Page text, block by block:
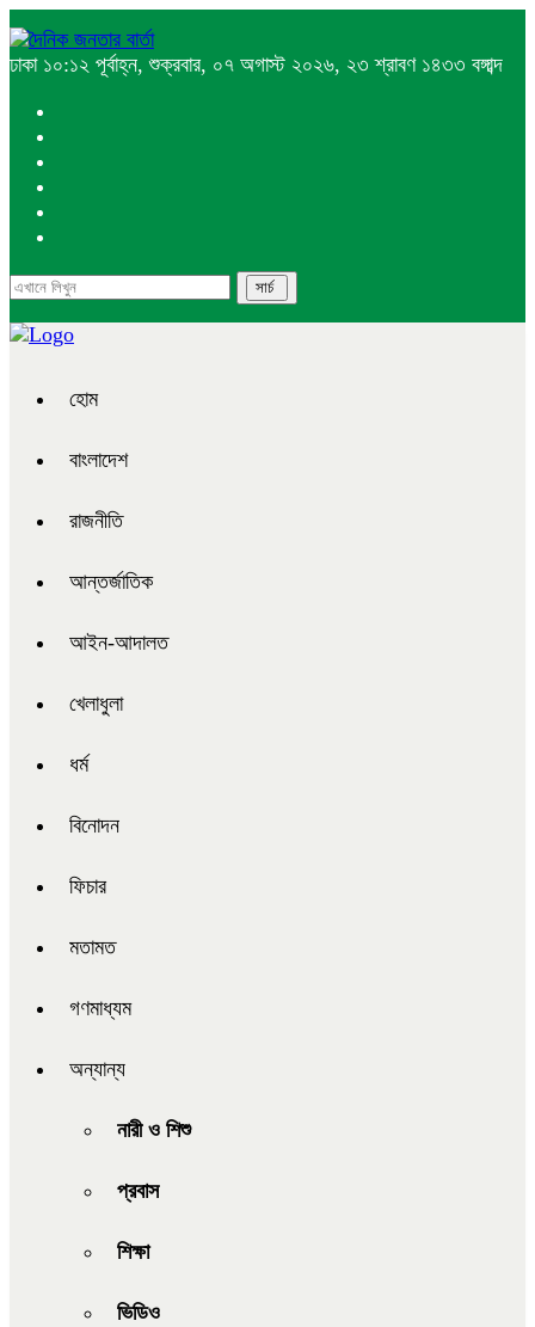
ঢাকা ১০:১২ পূর্বাহ্ন, শুক্রবার, ০৭ অগাস্ট ২০২৬, ২৩ শ্রাবণ ১৪৩৩ বঙ্গাব্দ
হোম
বাংলাদেশ
রাজনীতি
আন্তর্জাতিক
আইন-আদালত
খেলাধুলা
ধর্ম
বিনোদন
ফিচার
মতামত
গণমাধ্যম
অন্যান্য
নারী ও শিশু
প্রবাস
শিক্ষা
ভিডিও